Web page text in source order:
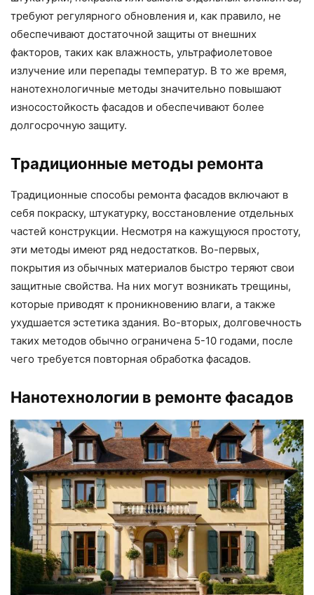
требуют регулярного обновления и, как правило, не
обеспечивают достаточной защиты от внешних
факторов, таких как влажность, ультрафиолетовое
излучение или перепады температур. В то же время,
нанотехнологичные методы значительно повышают
износостойкость фасадов и обеспечивают более
долгосрочную защиту.
Традиционные методы ремонта
Традиционные способы ремонта фасадов включают в
себя покраску, штукатурку, восстановление отдельных
частей конструкции. Несмотря на кажущуюся простоту,
эти методы имеют ряд недостатков. Во-первых,
покрытия из обычных материалов быстро теряют свои
защитные свойства. На них могут возникать трещины,
которые приводят к проникновению влаги, а также
ухудшается эстетика здания. Во-вторых, долговечность
таких методов обычно ограничена 5-10 годами, после
чего требуется повторная обработка фасадов.
Нанотехнологии в ремонте фасадов